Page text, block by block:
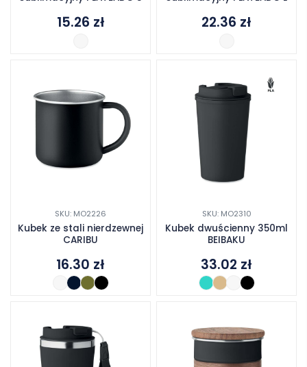
15.26 zł 22.36 zł
SKU: MO2226
Kubek ze stali nierdzewnej
CARIBU
16.30 zł
SKU: MO2310
Kubek dwuścienny 350ml
BEIBAKU
33.02 zł